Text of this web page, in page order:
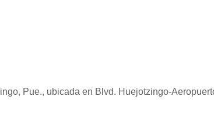
Pue., ubicada en Blvd. Huejotzingo-